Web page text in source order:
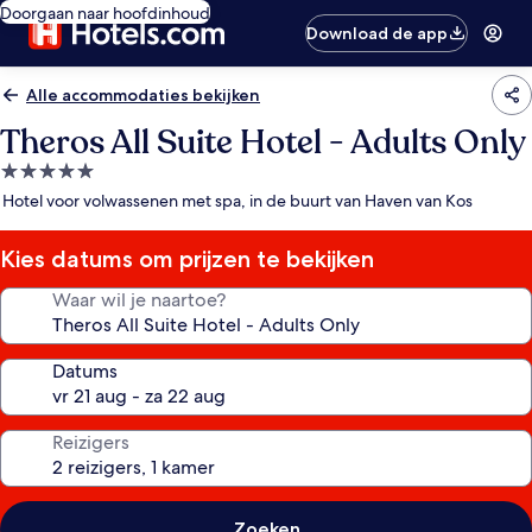
Doorgaan naar hoofdinhoud
Download de app
Alle accommodaties bekijken
Theros All Suite Hotel - Adults Only
5.0-
sterrenaccommodatie
Hotel voor volwassenen met spa, in de buurt van Haven van Kos
Kies datums om prijzen te bekijken
Waar wil je naartoe?
Datums
Reizigers